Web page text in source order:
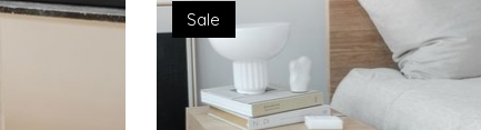
Sale